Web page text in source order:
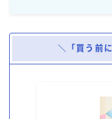
＼「買う前